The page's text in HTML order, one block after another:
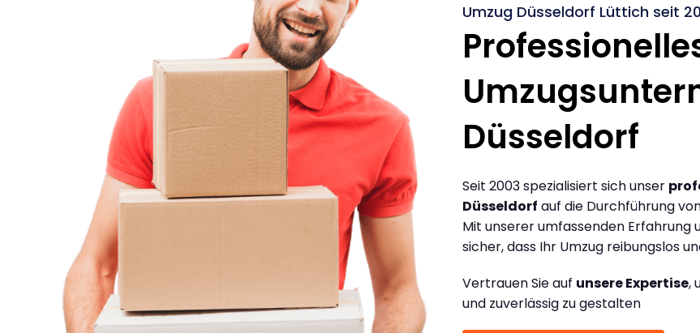
Umzug Düsseldorf Lüttich seit
Düsseldorf
Seit 2003 spezialisiert sich unser
Düsseldorf auf die Durchführung
Mit unserer umfassenden
sicher, dass Ihr Umzug reibungslos
Vertrauen Sie auf unsere Expertise,
und zuverlässig zu gestalten